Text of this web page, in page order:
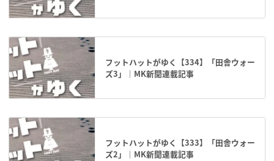
フットハットがゆく【334】「田舎ウォー
ズ3」｜MK新聞連載記事
フットハットがゆく【333】「田舎ウォー
ズ2」｜MK新聞連載記事